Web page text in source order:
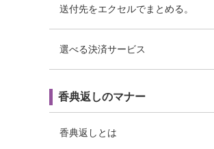
送付先をエクセルでまとめる。
選べる決済サービス
香典返しのマナー
香典返しとは